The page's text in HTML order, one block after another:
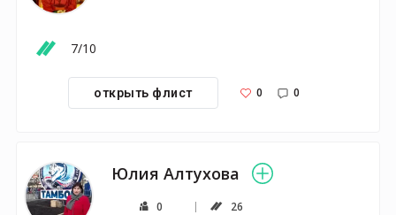
7/10
открыть флист 0 0
Юлия Алтухова
0 26